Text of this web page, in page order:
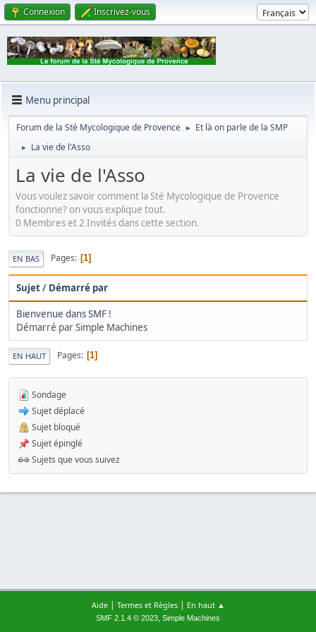
Connexion Inscrivez-vous
Menu principal
Forum de la Sté Mycologique de Provence ► Et là on parle de la SMP
► La vie de l'Asso
La vie de l'Asso
Vous voulez savoir comment la Sté Mycologique de Provence
fonctionne? on vous explique tout.
0 Membres et 2 Invités dans cette section.
EN BAS Pages 1
Sujet/ Démarré par
Bienvenue dans SMF !
Démarré par Simple Machines
EN HAUT Pages 1
Sondage
Sujet déplacé
Sujet bloqué
Sujet épinglé
Sujets que vous suivez
Aide| Termes et Règles| En haut ▲
SMF 2.1.4 © 2023, Simple Machines